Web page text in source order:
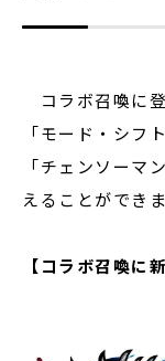
コラボ召喚に
「モード・シフ
「チェンソーマ
えることができま
【コラボ召喚に